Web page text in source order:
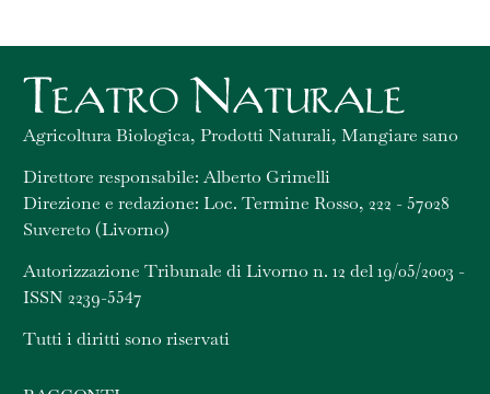
Agricoltura Biologica, Prodotti Naturali, Mangiare sano
Direttore responsabile: Alberto Grimelli
Direzione e redazione: Loc. Termine Rosso, 222 - 57028
Suvereto (Livorno)
Autorizzazione Tribunale di Livorno n. 12 del 19/05/2003 -
ISSN 2239-5547
Tutti i diritti sono riservati